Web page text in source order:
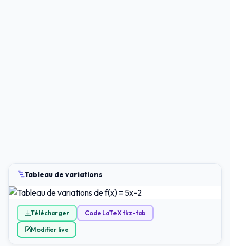
Tableau de variations
Télécharger Code LaTeX tkz-tab
Modifier live